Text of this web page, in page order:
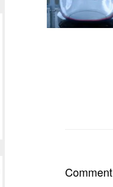
Comment